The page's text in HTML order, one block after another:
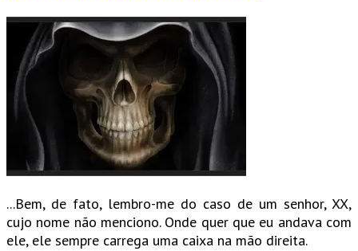
...Bem, de fato, lembro-me do caso de um senhor, XX,
cujo nome não menciono. Onde quer que eu andava com
ele, ele sempre carrega uma caixa na mão direita.